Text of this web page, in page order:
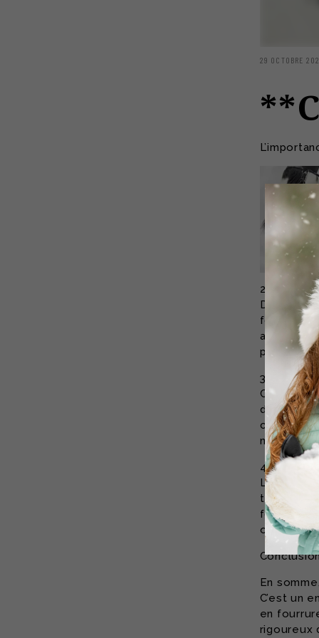
29 OCTOBRE
2.
Depuis
3. Une
carbone.
4. Style
Les
tenue
En
C’est un
en
rigoureux